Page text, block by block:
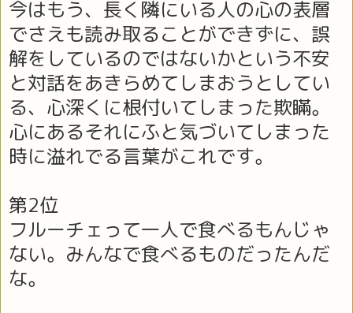
今はもう、長く隣にいる人の心の表層
でさえも読み取ることができずに、誤
解をしているのではないかという不安
と対話をあきらめてしまおうとしてい
る、心深くに根付いてしまった欺瞞。
心にあるそれにふと気づいてしまった
時に溢れでる言葉がこれです。
第2位
フルーチェって一人で食べるもんじゃ
ない。みんなで食べるものだったんだ
な。